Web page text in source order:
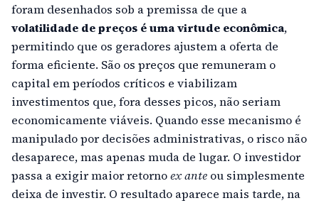
foram desenhados sob a premissa de que a
volatilidade de preços é uma virtude econômica,
permitindo que os geradores ajustem a oferta de
forma eficiente. São os preços que remuneram o
capital em períodos críticos e viabilizam
investimentos que, fora desses picos, não seriam
economicamente viáveis. Quando esse mecanismo é
manipulado por decisões administrativas, o risco não
desaparece, mas apenas muda de lugar. O investidor
passa a exigir maior retornoex ante ou simplesmente
deixa de investir. O resultado aparece mais tarde, na